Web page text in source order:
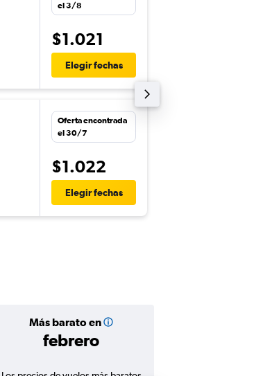
el 3/8
$1.021
Elegir fechas
Oferta encontrada
el 30/7
$1.022
Elegir fechas
Más barato en
febrero